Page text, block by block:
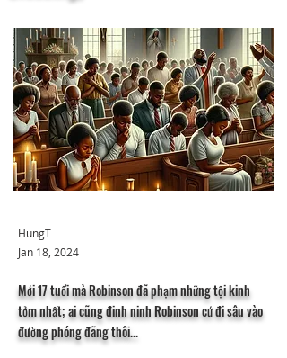
HungT
Jan 18, 2024
Mới 17 tuổi mà Robinson đã phạm những tội kinh
tởm nhất; ai cũng đinh ninh Robinson cứ đi sâu vào
đường phóng đãng thôi...